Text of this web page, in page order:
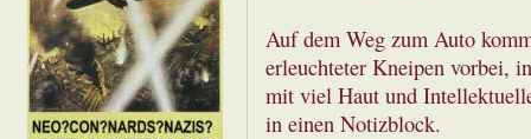
Auf dem Weg zum Auto
erleuchteter Kneipen vorbei,
mit viel Haut und
in einen Notizblock.